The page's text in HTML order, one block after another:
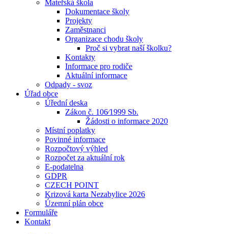
Mateřská škola
Dokumentace školy
Projekty
Zaměstnanci
Organizace chodu školy
Proč si vybrat naší školku?
Kontakty
Informace pro rodiče
Aktuální informace
Odpady - svoz
Úřad obce
Úřední deska
Zákon č. 106⁄1999 Sb.
Žádosti o informace 2020
Místní poplatky
Povinné informace
Rozpočtový výhled
Rozpočet za aktuální rok
E-podatelna
GDPR
CZECH POINT
Krizová karta Nezabylice 2026
Územní plán obce
Formuláře
Kontakt